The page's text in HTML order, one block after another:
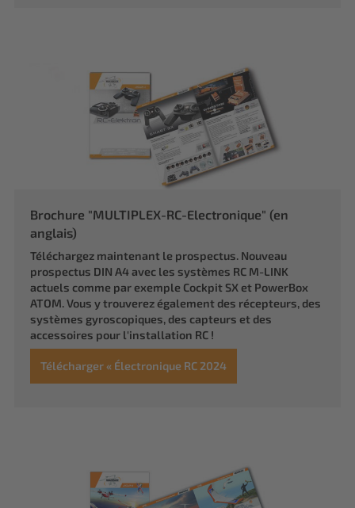
Brochure "MULTIPLEX-RC-Electronique" (en
anglais)
Téléchargez maintenant le prospectus. Nouveau
prospectus DIN A4 avec les systèmes RC M-LINK
actuels comme par exemple Cockpit SX et PowerBox
ATOM. Vous y trouverez également des récepteurs, des
systèmes gyroscopiques, des capteurs et des
accessoires pour l'installation RC !
Télécharger « Électronique RC 2024